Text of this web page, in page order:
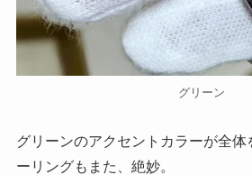
グリーン
グリーンのアクセントカラーが全体
ーリングもまた、絶妙。